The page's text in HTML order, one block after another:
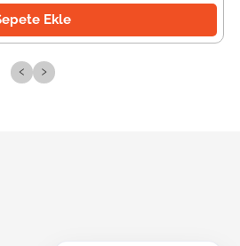
Ekle
‹ ›